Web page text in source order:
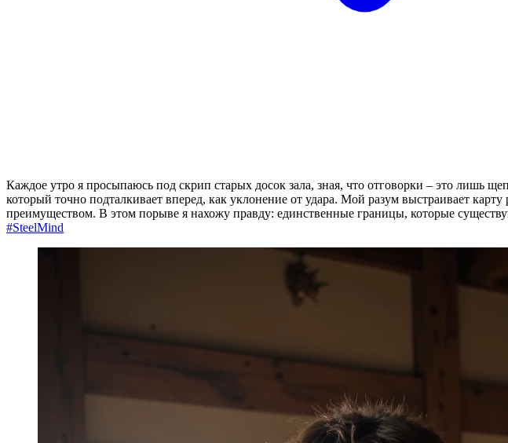
Каждое утро я просыпаюсь под скрип старых досок зала, зная, что отговорки – это лишь
который точно подталкивает вперед, как уклонение от удара. Мой разум выстраивает
преимуществом. В этом порыве я нахожу правду: единственные границы, которые
#SteelMind